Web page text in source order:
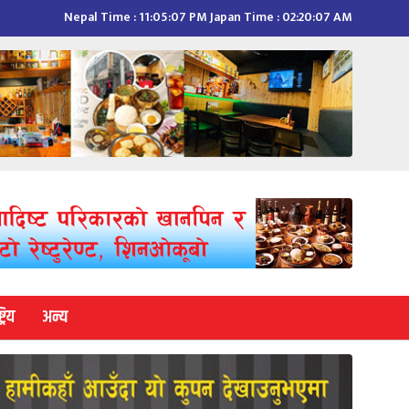
Nepal Time :11:05:08 PMJapan Time :02:20:08 AM
अन्य